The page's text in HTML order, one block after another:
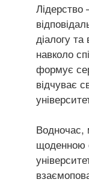
Лідерство
діалогу
навколо
формує
відчуває
щоденною